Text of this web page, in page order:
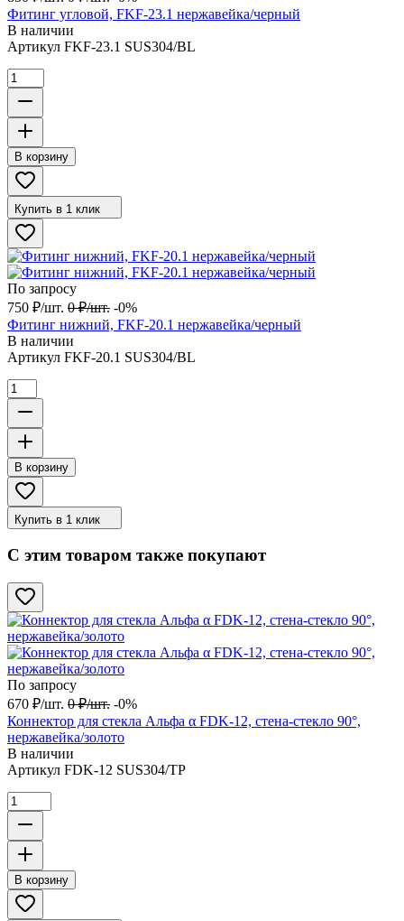
Фитинг угловой, FKF-23.1 нержавейка/черный
В наличии
Артикул FKF-23.1 SUS304/BL
В корзину
Купить в 1 клик
По запросу
750 ₽/шт. 0 ₽/шт. -0%
Фитинг нижний, FKF-20.1 нержавейка/черный
В наличии
Артикул FKF-20.1 SUS304/BL
В корзину
Купить в 1 клик
С этим товаром также покупают
По запросу
670 ₽/шт. 0 ₽/шт. -0%
Коннектор для стекла Альфа α FDK-12, стена-стекло 90°,
нержавейка/золото
В наличии
Артикул FDK-12 SUS304/TP
В корзину